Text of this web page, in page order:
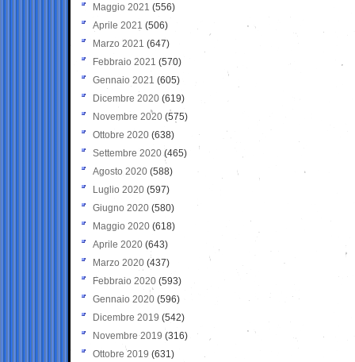
Maggio 2021 (556)
Aprile 2021 (506)
Marzo 2021 (647)
Febbraio 2021 (570)
Gennaio 2021 (605)
Dicembre 2020 (619)
Novembre 2020 (575)
Ottobre 2020 (638)
Settembre 2020(465)
Agosto 2020 (588)
Luglio 2020 (597)
Giugno 2020 (580)
Maggio 2020 (618)
Aprile 2020 (643)
Marzo 2020 (437)
Febbraio 2020 (593)
Gennaio 2020 (596)
Dicembre 2019 (542)
Novembre 2019 (316)
Ottobre 2019 (631)